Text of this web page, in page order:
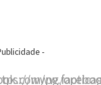
-